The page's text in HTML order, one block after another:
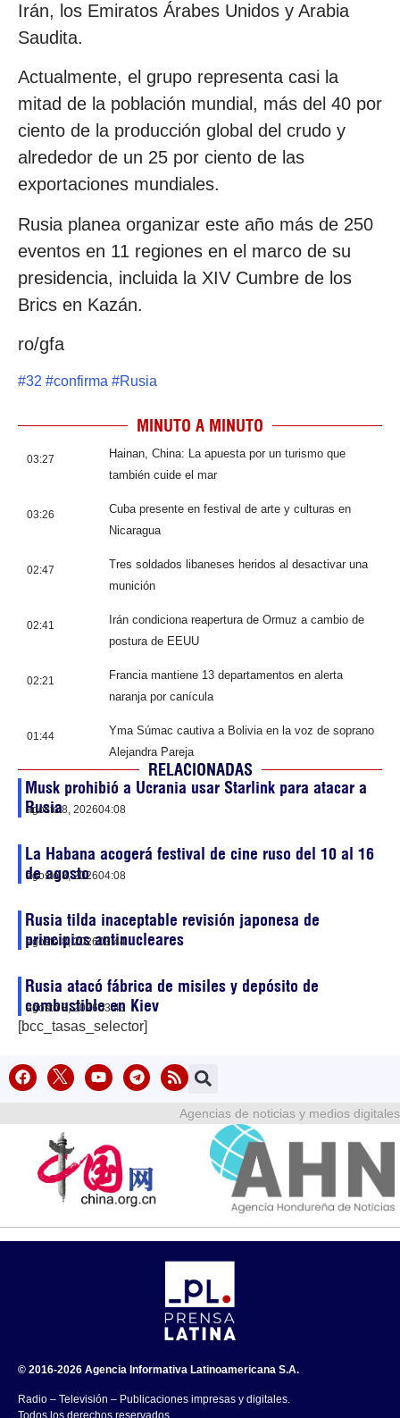
Irán, los Emiratos Árabes Unidos y Arabia
Saudita.
Actualmente, el grupo representa casi la
mitad de la población mundial, más del 40 por
ciento de la producción global del crudo y
alrededor de un 25 por ciento de las
exportaciones mundiales.
Rusia planea organizar este año más de 250
eventos en 11 regiones en el marco de su
presidencia, incluida la XIV Cumbre de los
Brics en Kazán.
ro/gfa
#32 #confirma #Rusia
MINUTO A MINUTO
03:27
Hainan, China: La apuesta por un turismo que
también cuide el mar
03:26
Cuba presente en festival de arte y culturas en
Nicaragua
02:47
Tres soldados libaneses heridos al desactivar una
munición
02:41
Irán condiciona reapertura de Ormuz a cambio de
postura de EEUU
02:21
Francia mantiene 13 departamentos en alerta
naranja por canícula
01:44
Yma Súmac cautiva a Bolivia en la voz de soprano
Alejandra Pareja
RELACIONADAS
Musk prohibió a Ucrania usar Starlink para atacar a
Rusia
agosto 8, 202604:08
La Habana acogerá festival de cine ruso del 10 al 16
de agosto
agosto 8, 202604:08
Rusia tilda inaceptable revisión japonesa de
principios antinucleares
agosto 8, 202603:44
Rusia atacó fábrica de misiles y depósito de
combustible en Kiev
agosto 8, 202603:43
[bcc_tasas_selector]
Agencias de noticias y medios digitales
© 2016-2026 Agencia Informativa Latinoamericana S.A.
Radio – Televisión – Publicaciones impresas y digitales.
Todos los derechos reservados.